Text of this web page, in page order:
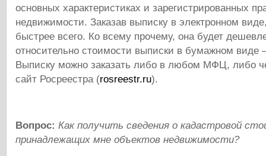
основных характеристиках и зарегистрированных
недвижимости. Заказав выписку в электронном
быстрее всего. Ко всему прочему, она будет
относительно стоимости выписки в бумажном виде
Выписку можно заказать либо в любом МФЦ, либо
сайт Росреестра (rosreestr.ru).
Вопрос: Как получить сведения о кадастровой
принадлежащих мне объектов недвижимости?